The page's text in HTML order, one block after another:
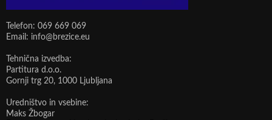
Telefon: 069 669 069
Email: info@brezice.eu
Tehnična izvedba:
Partitura d.o.o.
Gornji trg 20, 1000 Ljubljana
Uredništvo in vsebine:
Maks Žbogar